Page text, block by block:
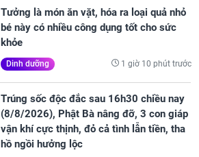
Tưởng là món ăn vặt, hóa ra loại quả nhỏ
bé này có nhiều công dụng tốt cho sức
khỏe
Dinh dưỡng 1 giờ 10 phút trước
Trúng sốc độc đắc sau 16h30 chiều nay
(8/8/2026), Phật Bà nâng đỡ, 3 con giáp
vận khí cực thịnh, đỏ cả tình lẫn tiền, tha
hồ ngồi hưởng lộc